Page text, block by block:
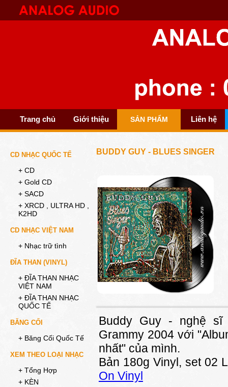
Trang chủ Giới thiệu SẢN PHẨM Liên hệ
CD NHẠC QUỐC TẾ
+ CD
+ Gold CD
+ SACD
+ XRCD , ULTRA HD ,
K2HD
CD NHẠC VIỆT NAM
+ Nhạc trữ tình
ĐĨA THAN (VINYL)
+ ĐĨA THAN NHẠC
VIỆT NAM
+ ĐĨA THAN NHẠC
QUỐC TẾ
BĂNG CỐI
+ Băng Cối Quốc Tế
XEM THEO LOẠI NHẠC
+ Tổng Hợp
+ KÈN
BUDDY GUY - BLUES SINGER
Buddy Guy - nghệ sĩ
Grammy 2004 với
nhất" của mình.
Bản 180g Vinyl, set 02
On Vinyl